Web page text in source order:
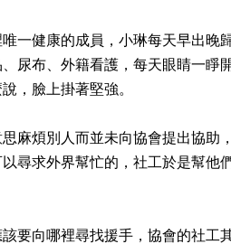
健康的成員，小琳每天早出晚
尿布、外籍看護，每天眼睛一睜
，臉上掛著堅強。
煩別人而並未向協會提出協助
尋求外界幫忙的，社工於是幫他
向哪裡尋找援手，協會的社工